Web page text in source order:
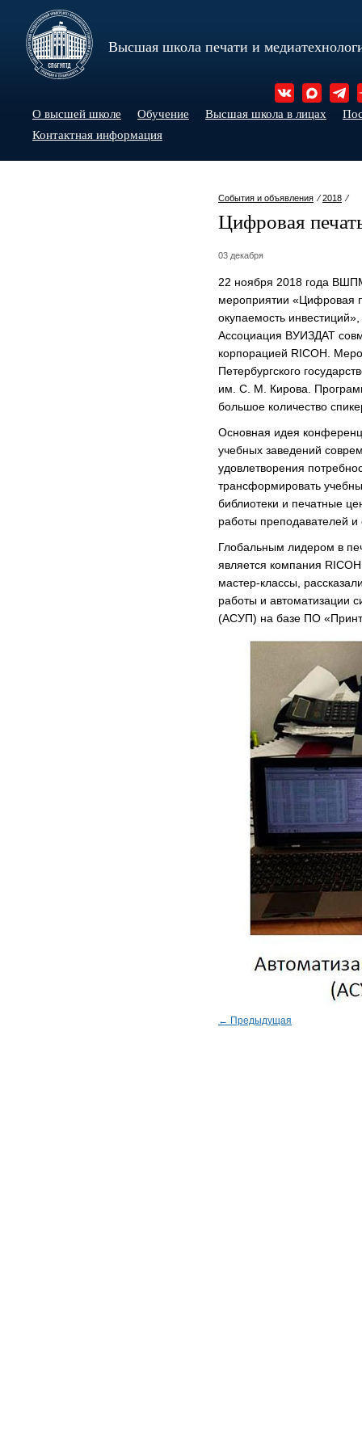
Высшая школа печати и
О высшей школе Обучение Высшая школа в лицах
Контактная информация
События и объявления ⁄2018 ⁄
Цифровая
03 декабря
22 ноября 2018 года
мероприятии «Цифровая
окупаемость
Ассоциация ВУИЗДАТ
корпорацией RICOH.
Петербургского
им. С. М. Кирова.
большое количество
Основная идея
учебных заведений
удовлетворения
трансформировать
библиотеки и печатные
работы преподавателей и
Глобальным лидером в
является компания
мастер-классы,
работы и автоматизации
(АСУП) на базе ПО
← Предыдущая